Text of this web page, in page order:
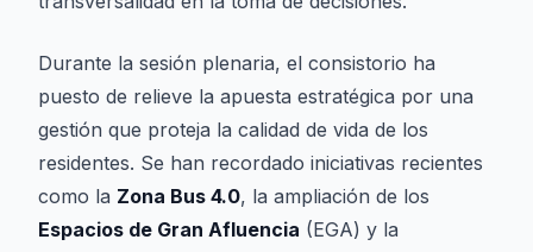
Durante la sesión plenaria, el consistorio ha
puesto de relieve la apuesta estratégica por una
gestión que proteja la calidad de vida de los
residentes. Se han recordado iniciativas recientes
como la Zona Bus 4.0, la ampliación de los
Espacios de Gran Afluencia (EGA) y la